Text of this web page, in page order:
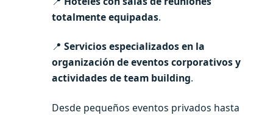
totalmente equipadas.
📍 Servicios especializados en la
organización de eventos corporativos y
actividades de team building.
Desde pequeños eventos privados hasta